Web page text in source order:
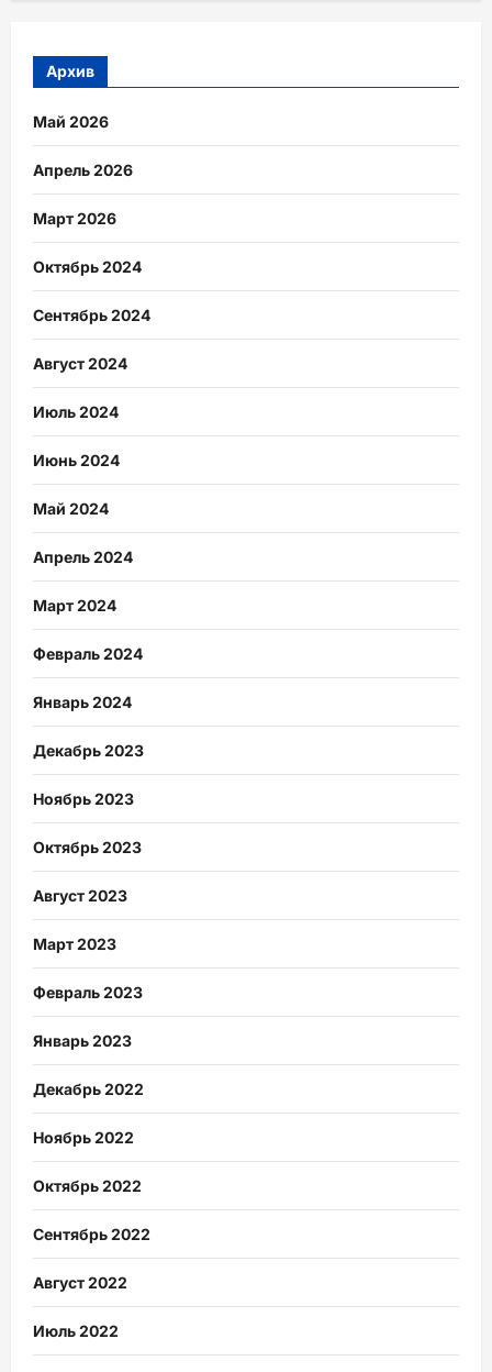
Архив
Май 2026
Апрель 2026
Март 2026
Октябрь 2024
Сентябрь 2024
Август 2024
Июль 2024
Июнь 2024
Май 2024
Апрель 2024
Март 2024
Февраль 2024
Январь 2024
Декабрь 2023
Ноябрь 2023
Октябрь 2023
Август 2023
Март 2023
Февраль 2023
Январь 2023
Декабрь 2022
Ноябрь 2022
Октябрь 2022
Сентябрь 2022
Август 2022
Июль 2022